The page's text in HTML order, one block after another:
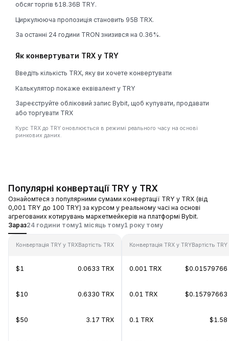
обсяг торгів ₺18.36B TRY.
Циркулююча пропозиція становить 95B TRX.
За останні 24 години TRON знизився на 0.36%.
Як конвертувати TRX у TRY
Введіть кількість TRX, яку ви хочете конвертувати
Калькулятор покаже еквівалент у TRY
Зареєструйте обліковий запис Bybit, щоб купувати, продавати
або торгувати TRX
Курс TRX до TRY оновлюється в режимі реального часу на основі
ринкових даних.
Популярні конвертації TRY у TRX
Ознайомтеся з популярними сумами конвертації TRY у TRX (від
0,001 TRY до 100 TRY) за курсом у реальному часі на основі
агрегованих котирувань маркетмейкерів на платформі Bybit.
Зараз24 години тому1 місяць тому1 року тому
Конвертація TRY у TRXВартість TRX
$1 0.0633 TRX
$10 0.6330 TRX
$50 3.17 TRX
Конвертація TRX у TRYВартість TRY
0.001 TRX $0.01579766
0.01 TRX $0.15797663
0.1 TRX $1.58